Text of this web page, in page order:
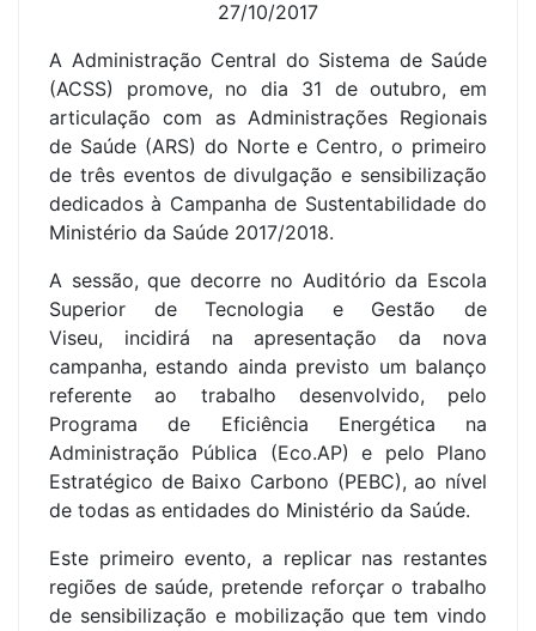
27/10/2017
A Administração Central do Sistema de Saúde
(ACSS) promove, no dia 31 de outubro, em
articulação com as Administrações Regionais
de Saúde (ARS) do Norte e Centro, o primeiro
de três eventos de divulgação e sensibilização
dedicados à Campanha de Sustentabilidade do
Ministério da Saúde 2017/2018.
A sessão, que decorre no Auditório da Escola
Superior de Tecnologia e Gestão de
Viseu, incidirá na apresentação da nova
campanha, estando ainda previsto um balanço
referente ao trabalho desenvolvido, pelo
Programa de Eficiência Energética na
Administração Pública (Eco.AP) e pelo Plano
Estratégico de Baixo Carbono (PEBC), ao nível
de todas as entidades do Ministério da Saúde.
Este primeiro evento, a replicar nas restantes
regiões de saúde, pretende reforçar o trabalho
de sensibilização e mobilização que tem vindo